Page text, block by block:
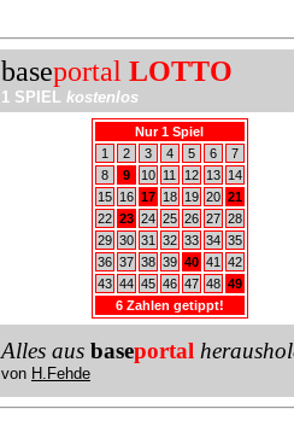
baseportal LOTTO
1 SPIEL kostenlos
Nur 1 Spiel
1
2 3 4 5 6
7
8
9 10 11 12 13
14
15
16 17 18 19 20 21
22 23 24 25 26 27 28
29 30 31 32 33 34 35
36 37 38 39 40 41
42
43 44 45 46 47 48 49
6 Zahlen getippt!
Alles aus baseportal
von H.Fehde